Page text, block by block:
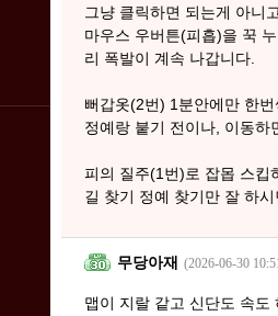
그냥 클릭하면 되는게 아니
마우스 우버튼(피흡)을 꾹
리 폭발이 계속 나갑니다.
뻐갑옷(2번) 1분안에만 한
정예랑 붙기 전이나, 이동
피의 질주(1번)로 잡몹 스킵
길 찾기 정예 찾기만 잘 하
무당아재 (2026-06-30
맵이 지랄 같고 신단도 속도